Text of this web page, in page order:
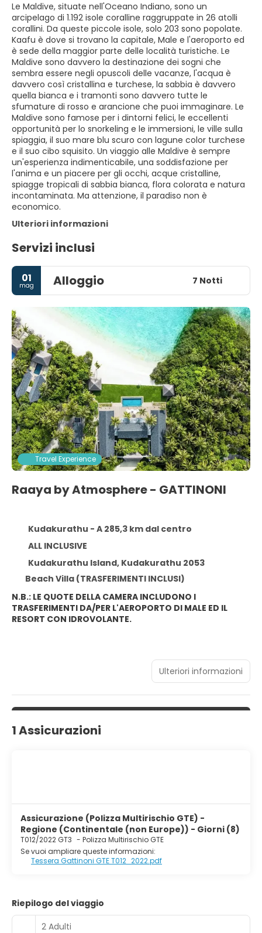
Le Maldive, situate nell'Oceano Indiano, sono un
arcipelago di 1.192 isole coralline raggruppate in 26 atolli
corallini. Da queste piccole isole, solo 203 sono popolate.
Kaafu è dove si trovano la capitale, Male e l'aeroporto ed
è sede della maggior parte delle località turistiche. Le
Maldive sono davvero la destinazione dei sogni che
sembra essere negli opuscoli delle vacanze, l'acqua è
davvero così cristallina e turchese, la sabbia è davvero
quella bianca e i tramonti sono davvero tutte le
sfumature di rosso e arancione che puoi immaginare. Le
Maldive sono famose per i dintorni felici, le eccellenti
opportunità per lo snorkeling e le immersioni, le ville sulla
spiaggia, il suo mare blu scuro con lagune color turchese
e il suo cibo squisito. Un viaggio alle Maldive è sempre
un'esperienza indimenticabile, una soddisfazione per
l'anima e un piacere per gli occhi, acque cristalline,
spiagge tropicali di sabbia bianca, flora colorata e natura
incontaminata. Ma attenzione, il paradiso non è
economico.
Ulteriori informazioni
Servizi inclusi
01
mag Alloggio 7 Notti
Travel Experience
Raaya by Atmosphere - GATTINONI
Kudakurathu - A 285,3 km dal centro
ALL INCLUSIVE
Kudakurathu Island, Kudakurathu 2053
Beach Villa (TRASFERIMENTI INCLUSI)
N.B.: LE QUOTE DELLA CAMERA INCLUDONO I
TRASFERIMENTI DA/PER L'AEROPORTO DI MALE ED IL
RESORT CON IDROVOLANTE.
Ulteriori informazioni
1 Assicurazioni
Assicurazione (Polizza Multirischio GTE) -
Regione (Continentale (non Europe)) - Giorni (8)
T012/2022 GT3 - Polizza Multirischio GTE
Se vuoi ampliare queste informazioni:
Tessera Gattinoni GTE T012_2022.pdf
Riepilogo del viaggio
2 Adulti